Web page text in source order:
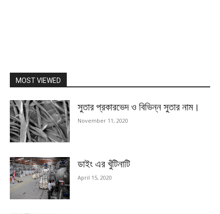
MOST VIEWED
সুতার প্রকারভেদ ও বিভিন্ন সুতার নাম।
November 11, 2020
ডাইং এর খুঁটিনাটি
April 15, 2020